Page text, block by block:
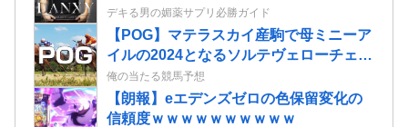
に鍛えあげろ！
デキる男の媚薬サプリ必勝ガイド
【POG】マテラスカイ産駒で母ミニーア
イルの2024となるソルテヴェローチェの
2歳情報
俺の当たる競馬予想
【朗報】eエデンズゼロの色保留変化の
信頼度ｗｗｗｗｗｗｗｗｗｗ